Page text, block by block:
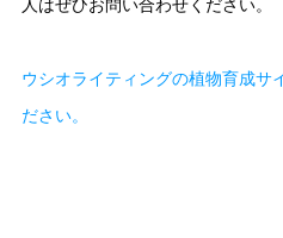
人はぜひお問い合わせください。
ウシオライティングの植物育成サ
ださい。